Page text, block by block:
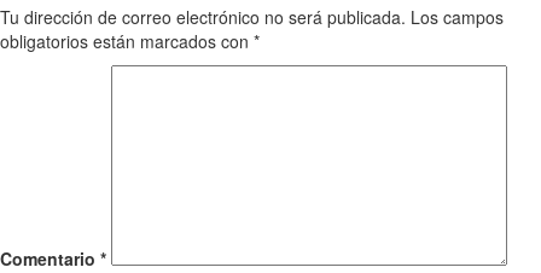
Tu dirección de correo electrónico no será publicada. Los campos
obligatorios están marcados con *
Comentario *